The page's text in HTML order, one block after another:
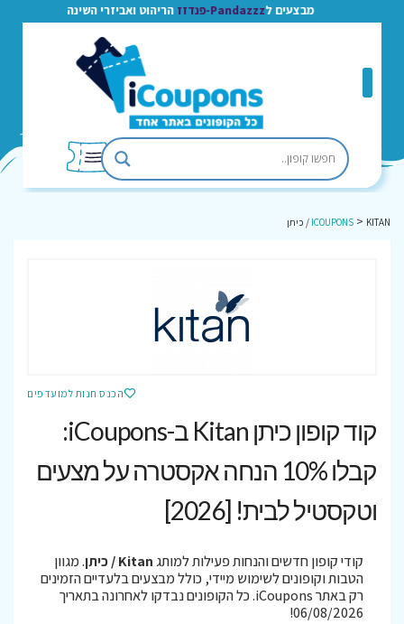
מבצעים ל Pandazzz-פנדזז הריהוט ואביזרי השינה
ICOUPONS > KITAN / כיתן
הכנס חנות למועדפים
קוד קופון כיתן Kitan ב-iCoupons:
קבלו 10% הנחה אקסטרה על מצעים
וטקסטיל לבית! [2026]
קודי קופון חדשים והנחות פעילות למותגKitan / כיתן
. מגוון
הטבות וקופונים לשימוש מיידי, כולל מבצעים בלעדיים הזמינים
רק באתר iCoupons. כל הקופונים נבדקו לאחרונה בתאריך
06/08/2026!